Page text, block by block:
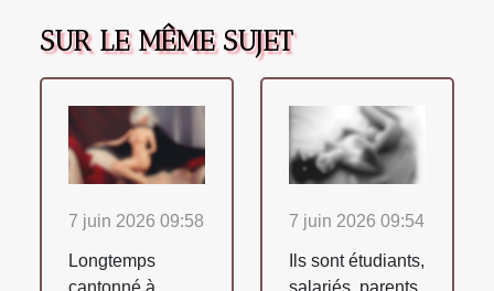
SUR LE MÊME SUJET
7 juin 2026 09:58
Longtemps
7 juin 2026 09:54
Ils sont étudiants,